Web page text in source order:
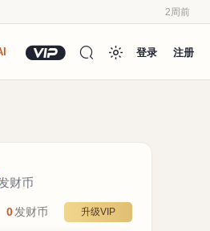
登录 注册
2周前
3周前
励
财币
升级VIP
0发财币